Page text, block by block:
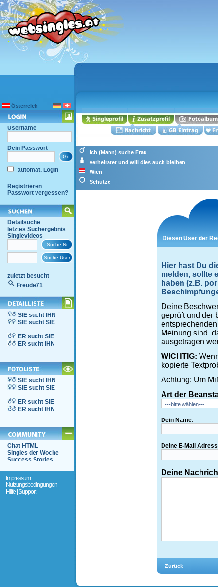
Österreich
Username
Dein Passwort
automat. Login
Registrieren
Passwort vergessen?
Detailsuche
letztes Suchergebnis
Singlevideos
zuletzt besucht
Freude71
SIE sucht IHN
SIE sucht SIE
ER sucht SIE
ER sucht IHN
SIE sucht IHN
SIE sucht SIE
ER sucht SIE
ER sucht IHN
Chat HTML
Singles der Woche
Success Stories
Impressum
Nutzungsbedingungen
Hilfe | Support
Ich (Mann) suche Frau
verheiratet und will dies auch bleiben
Wien
Schütze
Diesen User der
Hier hast Du
melden, sollte
haben (z.B.
Deine
geprüft und der
Meinung sind,
ausgetragen
WICHTIG:
kopierte
Achtung: Um
Art der
Dein Name:
Deine E-Mail
Deine